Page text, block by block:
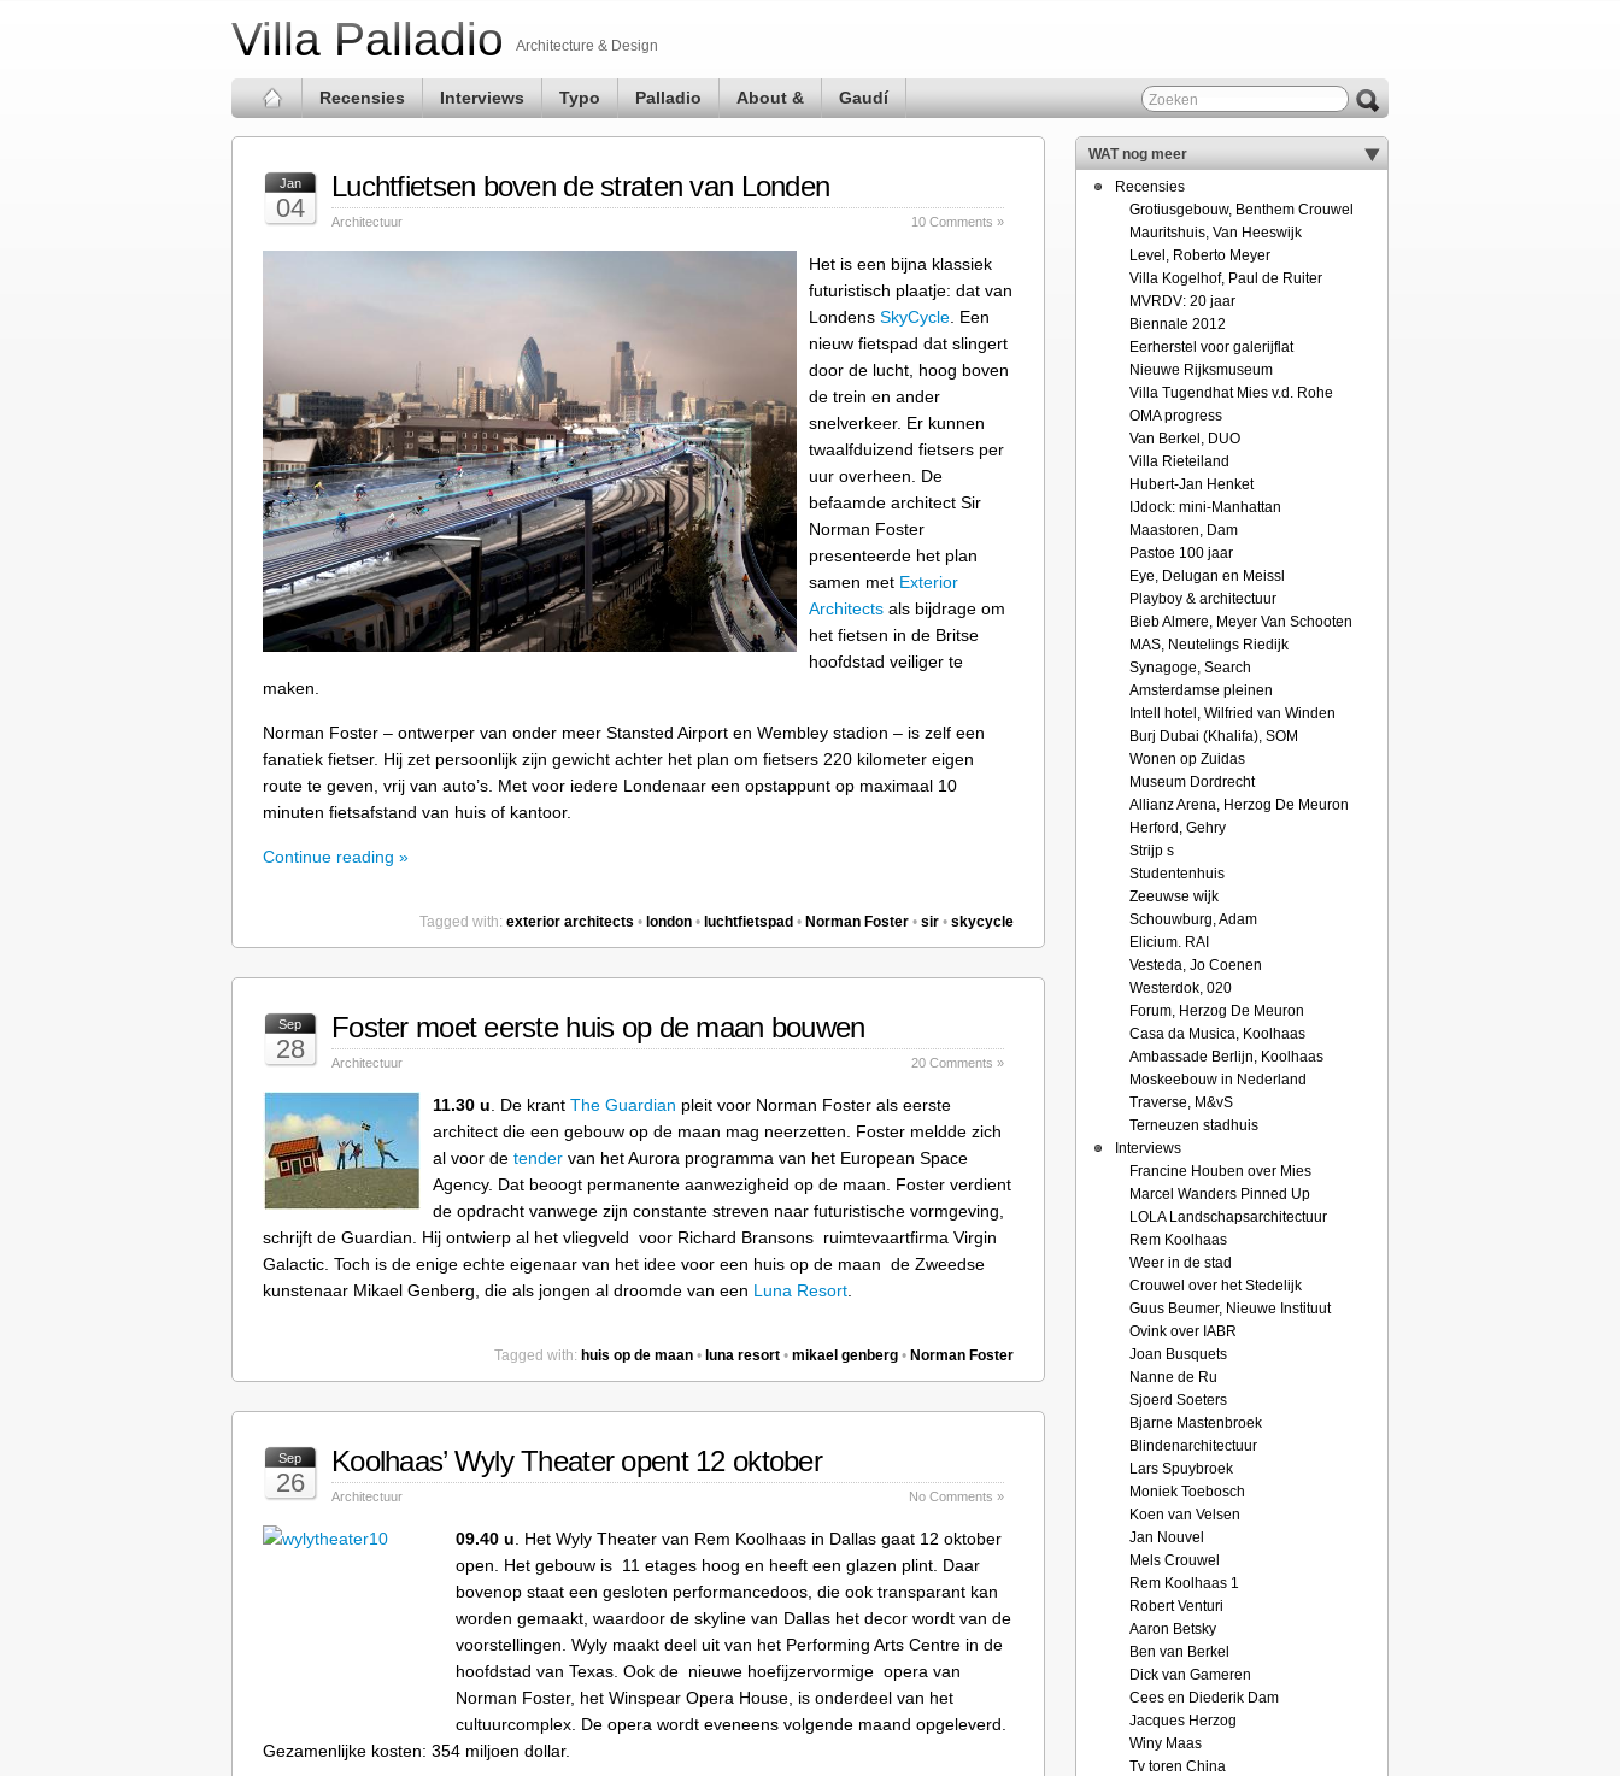
Villa Palladio Architecture & Design
Recensies Interviews Typo Palladio About & Gaudí
Jan
04
Luchtfietsen boven de straten van Londen
Architectuur 10 Comments »
Het is een bijna klassiek
futuristisch plaatje: dat van
Londens SkyCycle . Een
nieuw fietspad dat slingert
door de lucht, hoog boven
de trein en ander
snelverkeer. Er kunnen
twaalfduizend fietsers per
uur overheen. De
befaamde architect Sir
Norman Foster
presenteerde het plan
samen met Exterior
Architects als bijdrage om
het fietsen in de Britse
hoofdstad veiliger te
maken.
Norman Foster – ontwerper van onder meer Stansted Airport en Wembley stadion – is zelf een
fanatiek fietser. Hij zet persoonlijk zijn gewicht achter het plan om fietsers 220 kilometer eigen
route te geven, vrij van auto’s. Met voor iedere Londenaar een opstappunt op maximaal 10
minuten fietsafstand van huis of kantoor.
Continue reading »
Tagged with: exterior architects • london • luchtfietspad • Norman Foster • sir • skycycle
Sep
28
Foster moet eerste huis op de maan bouwen
Architectuur 20 Comments »
11.30 u . De krant The Guardian pleit voor Norman Foster als eerste
architect die een gebouw op de maan mag neerzetten. Foster meldde zich
al voor de tender van het Aurora programma van het European Space
Agency. Dat beoogt permanente aanwezigheid op de maan. Foster verdient
de opdracht vanwege zijn constante streven naar futuristische vormgeving,
schrijft de Guardian. Hij ontwierp al het vliegveld voor Richard Bransons ruimtevaartfirma Virgin
Galactic. Toch is de enige echte eigenaar van het idee voor een huis op de maan de Zweedse
kunstenaar Mikael Genberg, die als jongen al droomde van een Luna Resort
Tagged with: huis op de maan • luna resort • mikael genberg • Norman Foster
Sep
26
Koolhaas’ Wyly Theater opent 12 oktober
Architectuur No Comments »
09.40 u . Het Wyly Theater van Rem Koolhaas in Dallas gaat 12 oktober
open. Het gebouw is 11 etages hoog en heeft een glazen plint. Daar
bovenop staat een gesloten performancedoos, die ook transparant kan
worden gemaakt, waardoor de skyline van Dallas het decor wordt van de
voorstellingen. Wyly maakt deel uit van het Performing Arts Centre in de
hoofdstad van Texas. Ook de nieuwe hoefijzervormige opera van
Norman Foster, het Winspear Opera House, is onderdeel van het
cultuurcomplex. De opera wordt eveneens volgende maand opgeleverd.
Gezamenlijke kosten: 354 miljoen dollar.
WAT nog meer
Recensies
Grotiusgebouw, Benthem Crouwel
Mauritshuis, Van Heeswijk
Level, Roberto Meyer
Villa Kogelhof, Paul de Ruiter
MVRDV: 20 jaar
Biennale 2012
Eerherstel voor galerijflat
Nieuwe Rijksmuseum
Villa Tugendhat Mies v.d. Rohe
OMA progress
Van Berkel, DUO
Villa Rieteiland
Hubert-Jan Henket
IJdock: mini-Manhattan
Maastoren, Dam
Pastoe 100 jaar
Eye, Delugan en Meissl
Playboy & architectuur
Bieb Almere, Meyer Van Schooten
MAS, Neutelings Riedijk
Synagoge, Search
Amsterdamse pleinen
Intell hotel, Wilfried van Winden
Burj Dubai (Khalifa), SOM
Wonen op Zuidas
Museum Dordrecht
Allianz Arena, Herzog De Meuron
Herford, Gehry
Strijp s
Studentenhuis
Zeeuwse wijk
Schouwburg, Adam
Elicium. RAI
Vesteda, Jo Coenen
Westerdok, 020
Forum, Herzog De Meuron
Casa da Musica, Koolhaas
Ambassade Berlijn, Koolhaas
Moskeebouw in Nederland
Traverse, M&vS
Terneuzen stadhuis
Interviews
Francine Houben over Mies
Marcel Wanders Pinned Up
LOLA Landschapsarchitectuur
Rem Koolhaas
Weer in de stad
Crouwel over het Stedelijk
Guus Beumer, Nieuwe Instituut
Ovink over IABR
Joan Busquets
Nanne de Ru
Sjoerd Soeters
Bjarne Mastenbroek
Blindenarchitectuur
Lars Spuybroek
Moniek Toebosch
Koen van Velsen
Jan Nouvel
Mels Crouwel
Rem Koolhaas 1
Robert Venturi
Aaron Betsky
Ben van Berkel
Dick van Gameren
Cees en Diederik Dam
Jacques Herzog
Winy Maas
Tv toren China